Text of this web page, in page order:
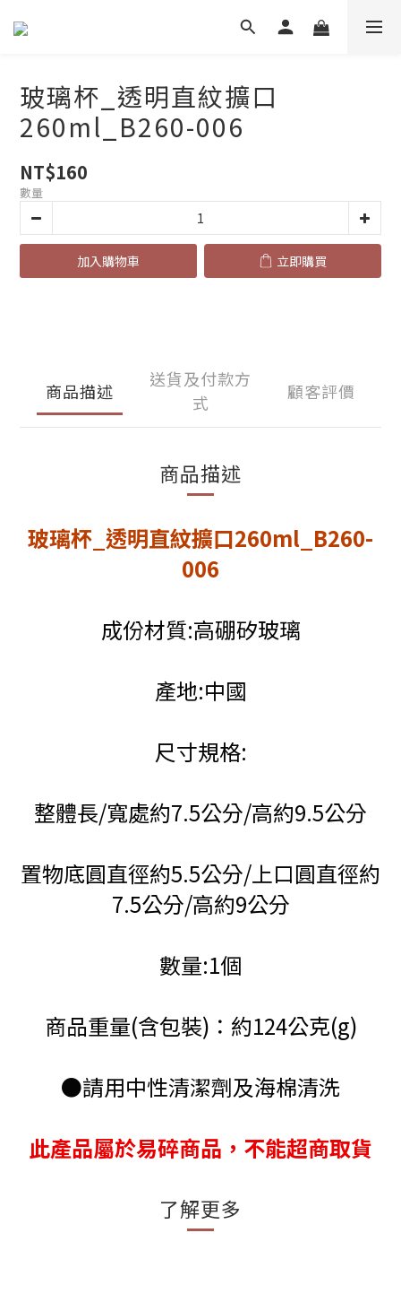
玻璃杯_透明直紋擴口
260ml_B260-006
NT$160
數量
加入購物車 立即購買
商品描述
送貨及付款方
式
顧客評價
商品描述
玻璃杯_透明直紋擴口260ml B260-
006
成份材質:高硼矽玻璃
產地:中國
尺寸規格:
整體長/寬處約7.5公分/高約9.5公分
置物底圓直徑約5.5公分/上口圓直徑約
7.5公分/高約9公分
數量:1個
商品重量(含包裝)：約124公克(g)
●請用中性清潔劑及海棉清洗
此產品屬於易碎商品，不能超商取貨
了解更多